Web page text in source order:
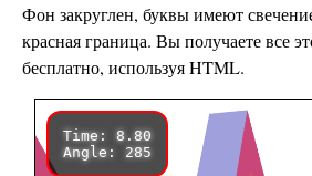
Фон закруглен, буквы имеют
красная граница. Вы получаете все
бесплатно, используя HTML.